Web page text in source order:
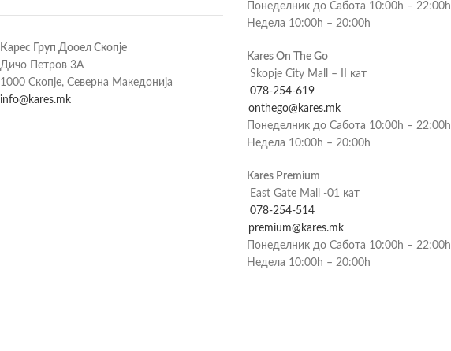
Карес Груп Дооел Скопје
Дичо Петров 3А
1000 Скопје, Северна Македонија
info@kares.mk
Понеделник до Сабота 10:00h – 22:00h
Недела 10:00h – 20:00h
Kares On The Go
Skopje City Mall – II кат
078-254-619
onthego@kares.mk
Понеделник до Сабота 10:00h – 22:00h
Недела 10:00h – 20:00h
Kares Premium
East Gate Mall -01 кат
078-254-514
premium@kares.mk
Понеделник до Сабота 10:00h – 22:00h
Недела 10:00h – 20:00h